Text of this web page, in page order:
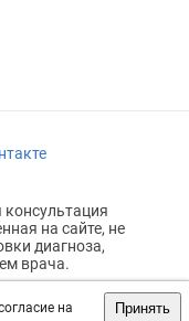
на
Принять
консультация
на сайте, не
диагноза,
врача.